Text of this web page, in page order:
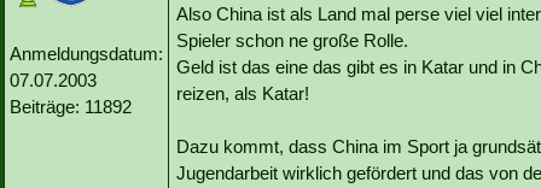
Anmeldungsdatum:
07.07.2003
Beiträge: 11892
Also China ist als Land mal perse viel viel
Spieler schon ne große Rolle.
Geld ist das eine das gibt es in Katar und in
reizen, als Katar!
Dazu kommt, dass China im Sport ja
Jugendarbeit wirklich gefördert und das von